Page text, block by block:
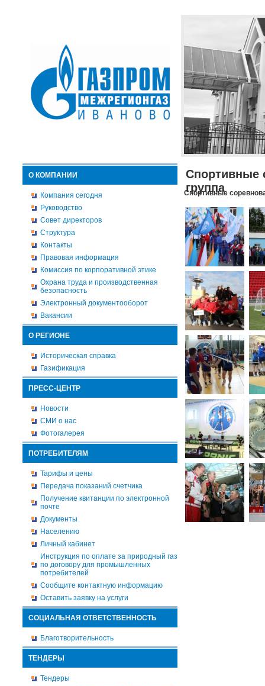
О КОМПАНИИ
Компания сегодня
Руководство
Совет директоров
Структура
Контакты
Правовая информация
Комиссия по корпоративной этике
Охрана труда и производственная
безопасность
Электронный документооборот
Вакансии
О РЕГИОНЕ
Историческая справка
Газификация
ПРЕСС-ЦЕНТР
Новости
СМИ о нас
Фотогалерея
ПОТРЕБИТЕЛЯМ
Тарифы и цены
Передача показаний счетчика
Получение квитанции по электронной
почте
Документы
Населению
Личный кабинет
Инструкция по оплате за природный газ
по договору для промышленных
потребителей
Сообщите контактную информацию
Оставить заявку на услуги
СОЦИАЛЬНАЯ ОТВЕТСТВЕННОСТЬ
Благотворительность
ТЕНДЕРЫ
Тендеры
Спортивные
группа
Спортивные